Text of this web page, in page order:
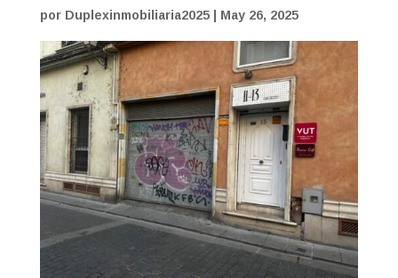
por Duplexinmobiliaria2025| May 26, 2025